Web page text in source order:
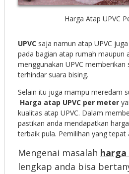
Harga Atap UPVC
UPVCsaja namun atap UPVC
pada bagian atap rumah maupun
menggunakan UPVC
terhindar suara bising.
Selain itu juga mampu meredam
Harga atap UPVC per meter
kualitas atap UPVC. Dalam
pastikan anda mendapatkan
terbaik pula. Pemilihan yang
Mengenai masalah harga
lengkap anda bisa